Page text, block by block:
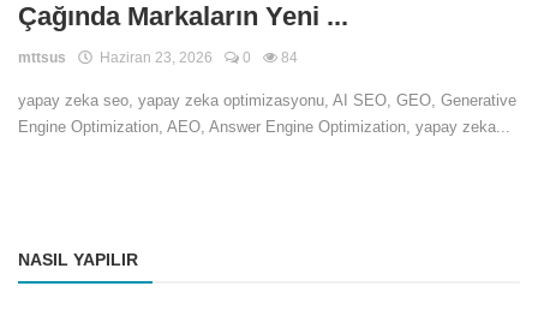
Çağında Markaların Yeni ...
mttsus Haziran 23, 2026 0 84
yapay zeka seo, yapay zeka optimizasyonu, AI SEO, GEO, Generative
Engine Optimization, AEO, Answer Engine Optimization, yapay zeka...
NASIL YAPILIR